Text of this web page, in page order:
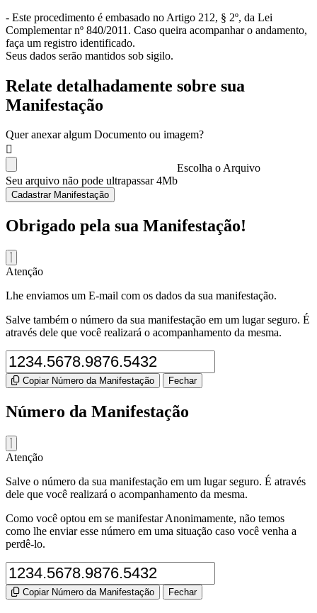
- Este procedimento é embasado no Artigo 212, § 2º, da Lei
Complementar nº 840/2011. Caso queira acompanhar o andamento,
faça um registro identificado.
Seus dados serão mantidos sob sigilo.
Relate detalhadamente sobre sua
Manifestação
Quer anexar algum Documento ou imagem?
Escolha o Arquivo
Seu arquivo não pode ultrapassar 4Mb
Cadastrar Manifestação
Obrigado pela sua Manifestação!
Atenção
Lhe enviamos um E-mail com os dados da sua manifestação.
Salve também o número da sua manifestação em um lugar seguro. É
através dele que você realizará o acompanhamento da mesma.
Copiar Número da Manifestação Fechar
Número da Manifestação
Atenção
Salve o número da sua manifestação em um lugar seguro. É através
dele que você realizará o acompanhamento da mesma.
Como você optou em se manifestar Anonimamente, não temos
como lhe enviar esse número em uma situação caso você venha a
perdê-lo.
Copiar Número da Manifestação Fechar